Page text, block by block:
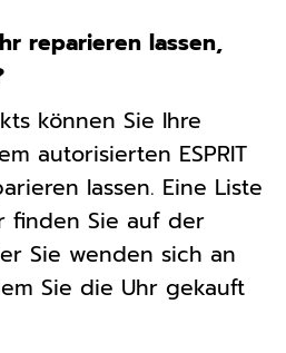
reparieren lassen,
können Sie Ihre
autorisierten ESPRIT
lassen. Eine Liste
finden Sie auf der
Sie wenden sich an
Sie die Uhr gekauft